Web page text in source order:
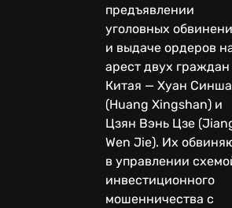
предъявлении
уголовных
и выдаче ордеров
арест двух граждан
Китая — Хуан
(Huang Xingshan) и
Цзян Вэнь Цзе
Wen Jie). Их
в управлении
инвестиционного
мошенничества с